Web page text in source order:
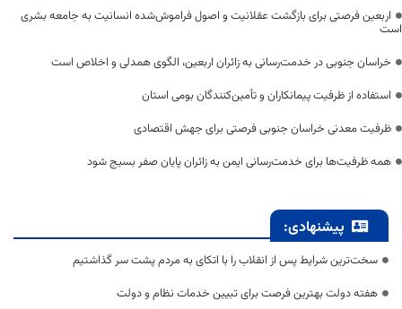
اربعین فرصتی برای بازگشت عقلانیت و اصول فراموش‌شده انسانیت به جامعه بشری
است
خراسان جنوبی در خدمت‌رسانی به زائران اربعین، الگوی همدلی و اخلاص است
استفاده از ظرفیت پیمانکاران و تأمین‌کنندگان بومی استان
ظرفیت معدنی خراسان جنوبی فرصتی برای جهش اقتصادی
همه ظرفیت‌ها برای خدمت‌رسانی ایمن به زائران پایان صفر بسیج شود
پیشنهادی:
سخت‌ترین شرایط پس از انقلاب را با اتکای به مردم پشت سر گذاشتیم
هفته دولت بهترین فرصت برای تبیین خدمات نظام و دولت